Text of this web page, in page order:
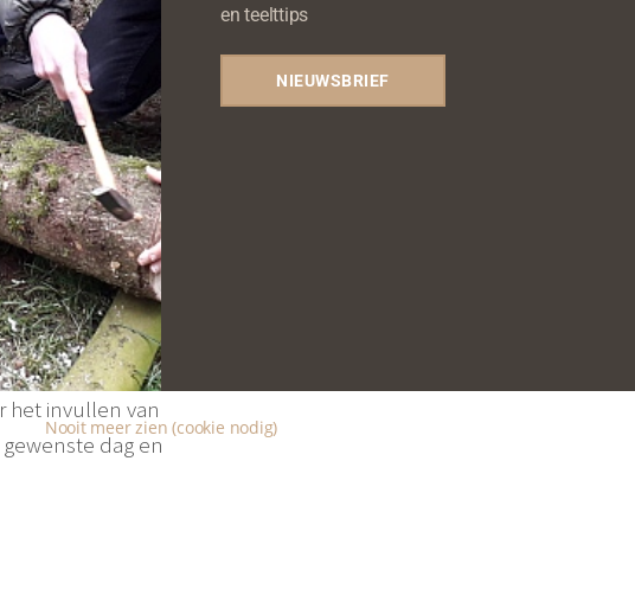
het invullen van
dag en
en teelttips
NIEUWSBRIEF
Nooit meer zien (cookie nodig)